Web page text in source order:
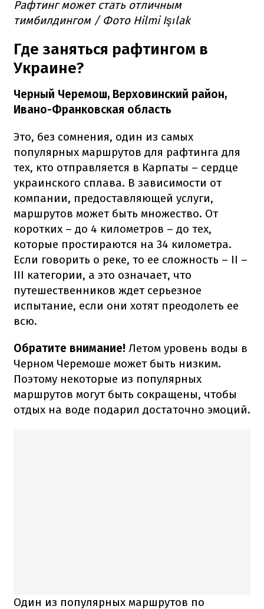
Рафтинг может стать отличным
тимбилдингом / Фото Hilmi Işılak
Где заняться рафтингом в
Украине?
Черный Черемош, Верховинский район,
Ивано-Франковская область
Это, без сомнения, один из самых
популярных маршрутов для рафтинга для
тех, кто отправляется в Карпаты – сердце
украинского сплава. В зависимости от
компании, предоставляющей услуги,
маршрутов может быть множество. От
коротких – до 4 километров – до тех,
которые простираются на 34 километра.
Если говорить о реке, то ее сложность – II –
III категории, а это означает, что
путешественников ждет серьезное
испытание, если они хотят преодолеть ее
всю.
Обратите внимание! Летом уровень воды в
Черном Черемоше может быть низким.
Поэтому некоторые из популярных
маршрутов могут быть сокращены, чтобы
отдых на воде подарил достаточно эмоций.
Один из популярных маршрутов по